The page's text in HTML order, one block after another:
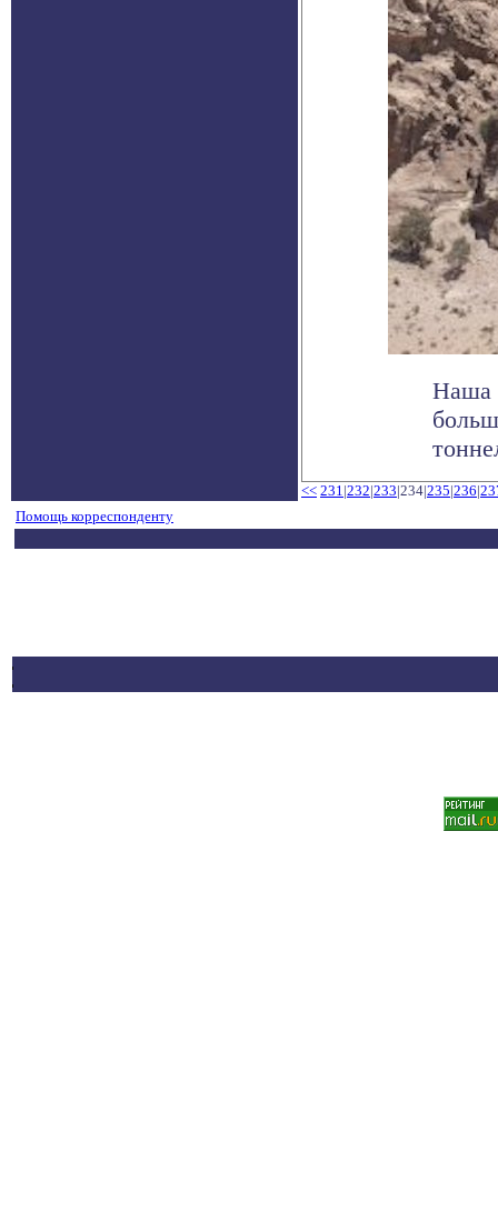
Наша
<< 231|232|233|234|235|236|
Помощь корреспонденту